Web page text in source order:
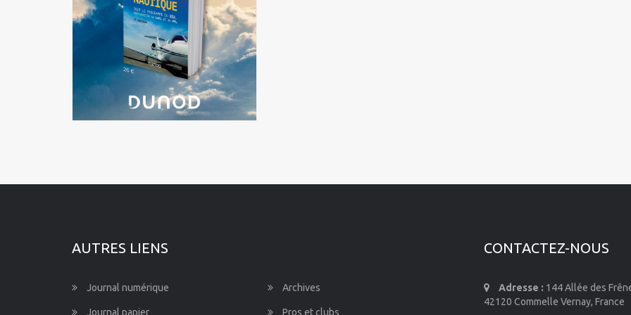
Languedoc-Roussillon-Midi-
Pyrénées
Martinique
Mayotte
AUTRES LIENS
Journal numérique Archives
Journal papier Pros et clubs
CONTACTEZ-NOUS
Adresse : 144 Allée des
42120 Commelle Vernay, France